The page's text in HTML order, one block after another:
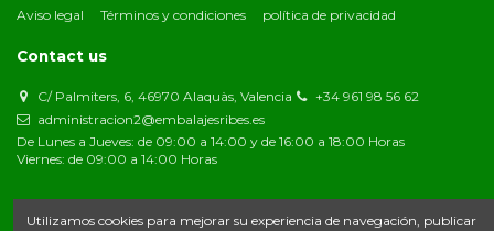
Aviso legal Términos y condiciones política de privacidad
Contact us
C/ Palmiters, 6, 46970 Alaquàs, Valencia
+34 961 98 56 62
administracion2@embalajesribes.es
De Lunes a Jueves: de 09:00 a 14:00 y de 16:00 a 18:00 Horas
Viernes: de 09:00 a 14:00 Horas
Utilizamos cookies para mejorar su experiencia de navegación, publicar